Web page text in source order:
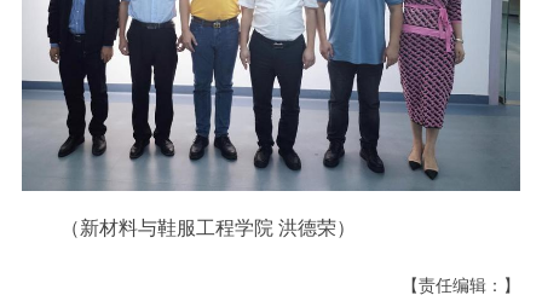
（新材料与鞋服工程学院 洪德荣）
【责任编辑：】